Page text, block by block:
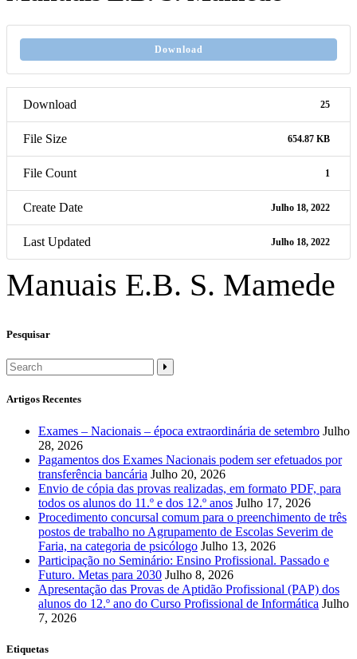
Download
Download 25
File Size 654.87 KB
File Count 1
Create Date Julho 18, 2022
Last Updated Julho 18, 2022
Manuais E.B. S. Mamede
Pesquisar
Artigos Recentes
Exames – Nacionais – época extraordinária de setembro Julho
28, 2026
Pagamentos dos Exames Nacionais podem ser efetuados por
transferência bancária Julho 20, 2026
Envio de cópia das provas realizadas, em formato PDF, para
todos os alunos do 11.º e dos 12.º anos Julho 17, 2026
Procedimento concursal comum para o preenchimento de três
postos de trabalho no Agrupamento de Escolas Severim de
Faria, na categoria de psicólogo Julho 13, 2026
Participação no Seminário: Ensino Profissional. Passado e
Futuro. Metas para 2030 Julho 8, 2026
Apresentação das Provas de Aptidão Profissional (PAP) dos
alunos do 12.º ano do Curso Profissional de Informática Julho
7, 2026
Etiquetas